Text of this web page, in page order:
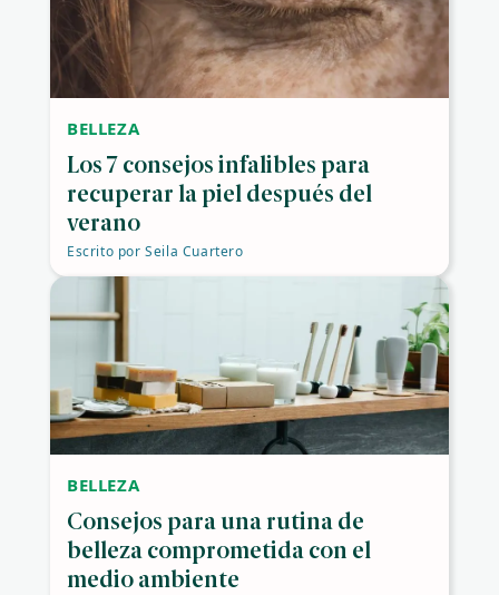
BELLEZA
Los 7 consejos infalibles para
recuperar la piel después del
verano
Escrito por Seila Cuartero
BELLEZA
Consejos para una rutina de
belleza comprometida con el
medio ambiente